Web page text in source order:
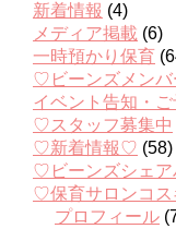
新着情報 (4)
メディア掲載 (6)
一時預かり保育
♡ビーンズメンバ
イベント告知・
♡スタッフ募集中
♡新着情報♡ (58)
♡ビーンズシェ
♡保育サロンコス
プロフィール